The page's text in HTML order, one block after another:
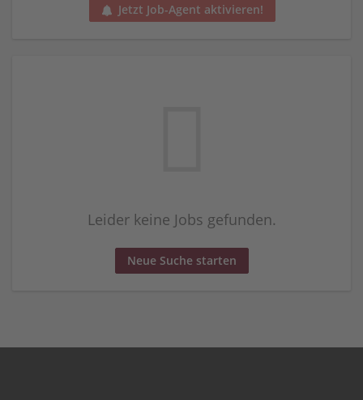
Jetzt Job-Agent aktivieren!
Leider keine Jobs gefunden.
Neue Suche starten